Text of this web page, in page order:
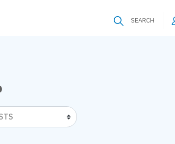
SEARCH